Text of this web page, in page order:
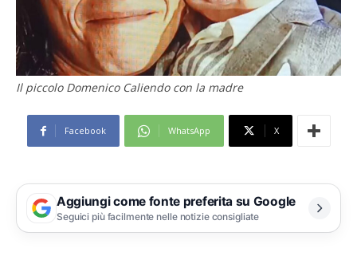
Il piccolo Domenico Caliendo con la madre
Facebook WhatsApp X
Aggiungi come fonte preferita su Google
Seguici più facilmente nelle notizie consigliate